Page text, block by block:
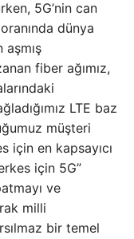
5G’nin can
dünya
fiber ağımız,
LTE baz
müşteri
için en kapsayıcı
için 5G”
ve
milli
bir temel